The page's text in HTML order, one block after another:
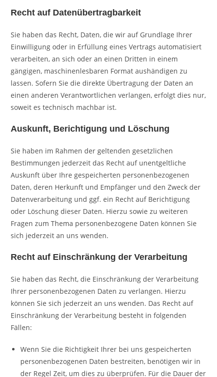
Recht auf Daten­übertrag­barkeit
Sie haben das Recht, Daten, die wir auf Grundlage Ihrer
Einwilligung oder in Erfüllung eines Vertrags automatisiert
verarbeiten, an sich oder an einen Dritten in einem
gängigen, maschinenlesbaren Format aushändigen zu
lassen. Sofern Sie die direkte Übertragung der Daten an
einen anderen Verantwortlichen verlangen, erfolgt dies nur,
soweit es technisch machbar ist.
Auskunft, Berichtigung und Löschung
Sie haben im Rahmen der geltenden gesetzlichen
Bestimmungen jederzeit das Recht auf unentgeltliche
Auskunft über Ihre gespeicherten personenbezogenen
Daten, deren Herkunft und Empfänger und den Zweck der
Datenverarbeitung und ggf. ein Recht auf Berichtigung
oder Löschung dieser Daten. Hierzu sowie zu weiteren
Fragen zum Thema personenbezogene Daten können Sie
sich jederzeit an uns wenden.
Recht auf Einschränkung der Verarbeitung
Sie haben das Recht, die Einschränkung der Verarbeitung
Ihrer personenbezogenen Daten zu verlangen. Hierzu
können Sie sich jederzeit an uns wenden. Das Recht auf
Einschränkung der Verarbeitung besteht in folgenden
Fällen:
Wenn Sie die Richtigkeit Ihrer bei uns gespeicherten
personenbezogenen Daten bestreiten, benötigen wir in
der Regel Zeit, um dies zu überprüfen. Für die Dauer der